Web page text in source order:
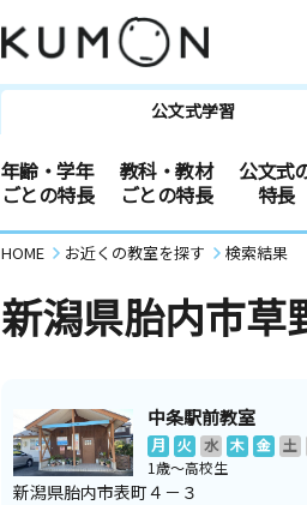
公文式学習
年齢・学年
ごとの特長
教科・教材
ごとの特長
公文式
特長
HOME お近くの教室を探す 検索結果
新潟県胎内市草
中条駅前教室
月 火 水 木 金 土
1歳～高校生
新潟県胎内市表町４－３